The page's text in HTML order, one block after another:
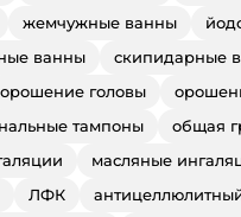
жемчужные ванны
ванны скипидарные
орошение головы
тампоны общая
масляные
ЛФК